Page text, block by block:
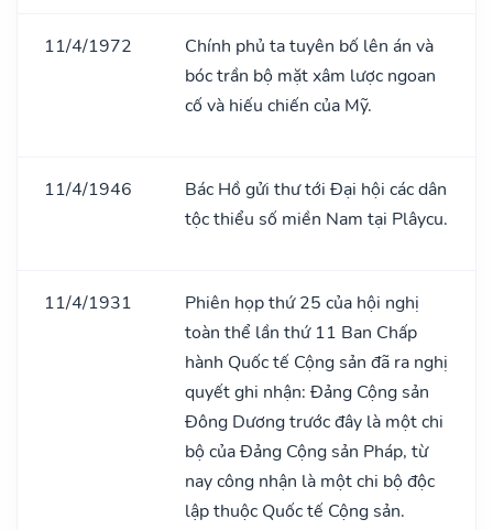
11/4/1972
Chính phủ ta tuyên bố lên án và
bóc trần bộ mặt xâm lược ngoan
cố và hiếu chiến của Mỹ.
11/4/1946
Bác Hồ gửi thư tới Đại hội các dân
tộc thiểu số miền Nam tại Plâycu.
11/4/1931
Phiên họp thứ 25 của hội nghị
toàn thể lần thứ 11 Ban Chấp
hành Quốc tế Cộng sản đã ra nghị
quyết ghi nhận: Đảng Cộng sản
Đông Dương trước đây là một chi
bộ của Đảng Cộng sản Pháp, từ
nay công nhận là một chi bộ độc
lập thuộc Quốc tế Cộng sản.